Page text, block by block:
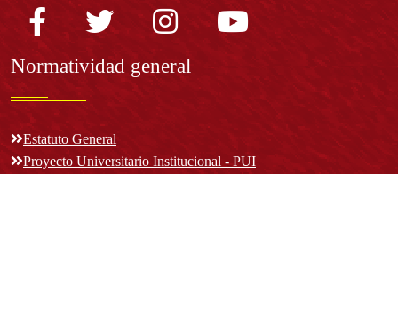
Normatividad general
Estatuto General
Proyecto Universitario Institucional - PUI